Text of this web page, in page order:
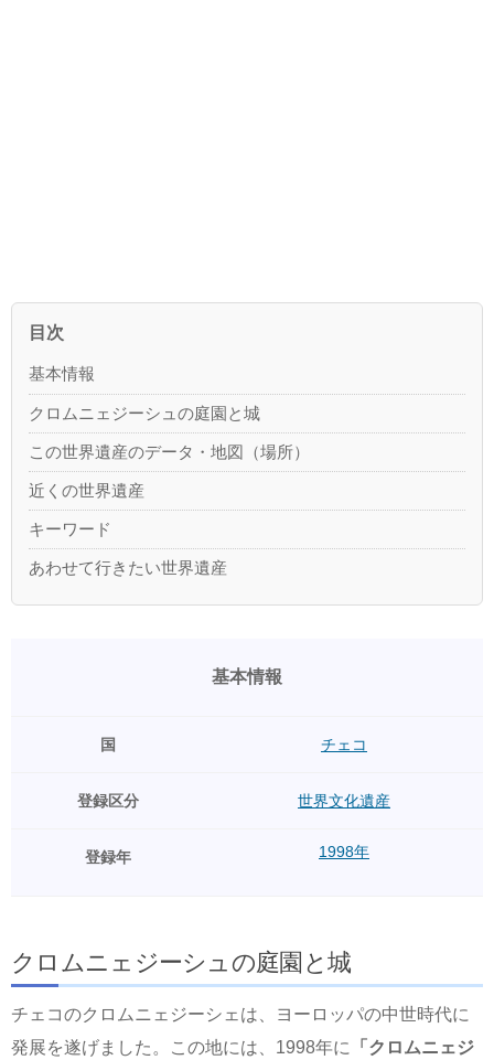
目次
基本情報
クロムニェジーシュの庭園と城
この世界遺産のデータ・地図（場所）
近くの世界遺産
キーワード
あわせて行きたい世界遺産
基本情報
国 チェコ
登録区分 世界文化遺産
登録年 1998年
クロムニェジーシュの庭園と城
チェコのクロムニェジーシェは、ヨーロッパの中世時代に
発展を遂げました。この地には、1998年に
「クロムニェジ